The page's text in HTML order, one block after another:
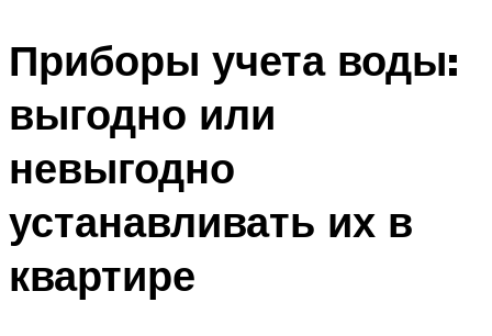
Приборы учета воды:
выгодно или
невыгодно
устанавливать их в
квартире